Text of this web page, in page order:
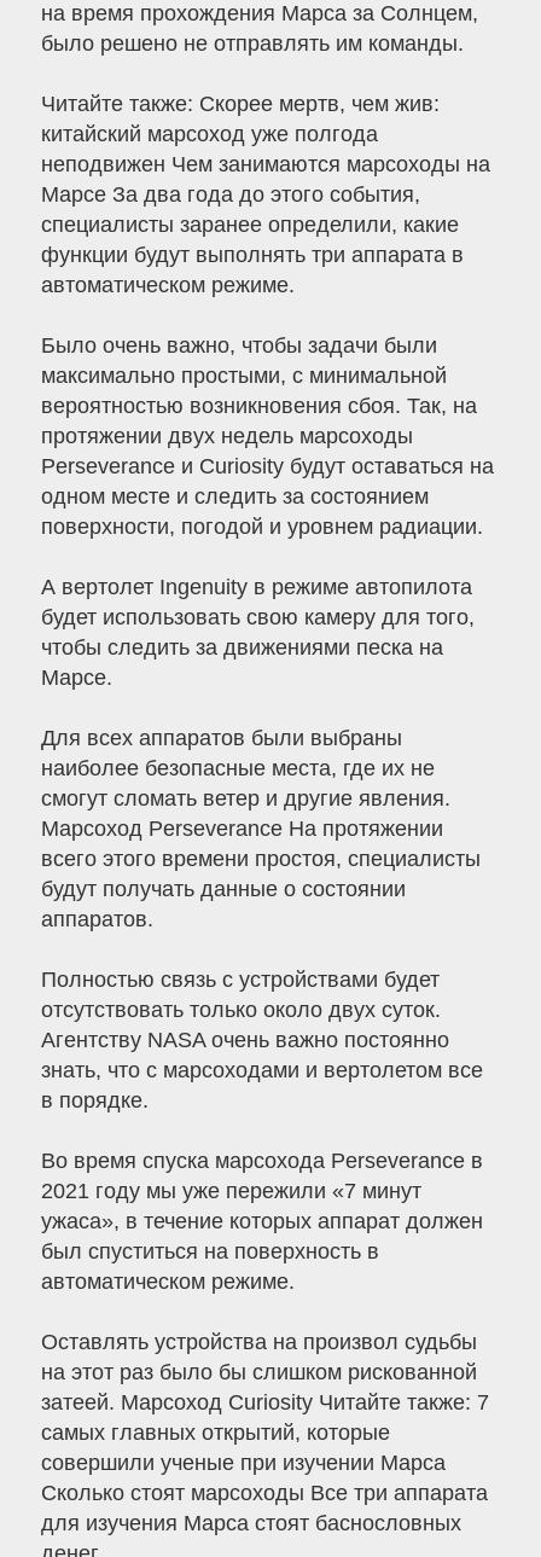
на время прохождения Марса за Солнцем,
было решено не отправлять им команды.
Читайте также: Скорее мертв, чем жив:
китайский марсоход уже полгода
неподвижен Чем занимаются марсоходы на
Марсе За два года до этого события,
специалисты заранее определили, какие
функции будут выполнять три аппарата в
автоматическом режиме.
Было очень важно, чтобы задачи были
максимально простыми, с минимальной
вероятностью возникновения сбоя. Так, на
протяжении двух недель марсоходы
Perseverance и Curiosity будут оставаться на
одном месте и следить за состоянием
поверхности, погодой и уровнем радиации.
А вертолет Ingenuity в режиме автопилота
будет использовать свою камеру для того,
чтобы следить за движениями песка на
Марсе.
Для всех аппаратов были выбраны
наиболее безопасные места, где их не
смогут сломать ветер и другие явления.
Марсоход Perseverance На протяжении
всего этого времени простоя, специалисты
будут получать данные о состоянии
аппаратов.
Полностью связь с устройствами будет
отсутствовать только около двух суток.
Агентству NASA очень важно постоянно
знать, что с марсоходами и вертолетом все
в порядке.
Во время спуска марсохода Perseverance в
2021 году мы уже пережили «7 минут
ужаса», в течение которых аппарат должен
был спуститься на поверхность в
автоматическом режиме.
Оставлять устройства на произвол судьбы
на этот раз было бы слишком рискованной
затеей. Марсоход Curiosity Читайте также: 7
самых главных открытий, которые
совершили ученые при изучении Марса
Сколько стоят марсоходы Все три аппарата
для изучения Марса стоят баснословных